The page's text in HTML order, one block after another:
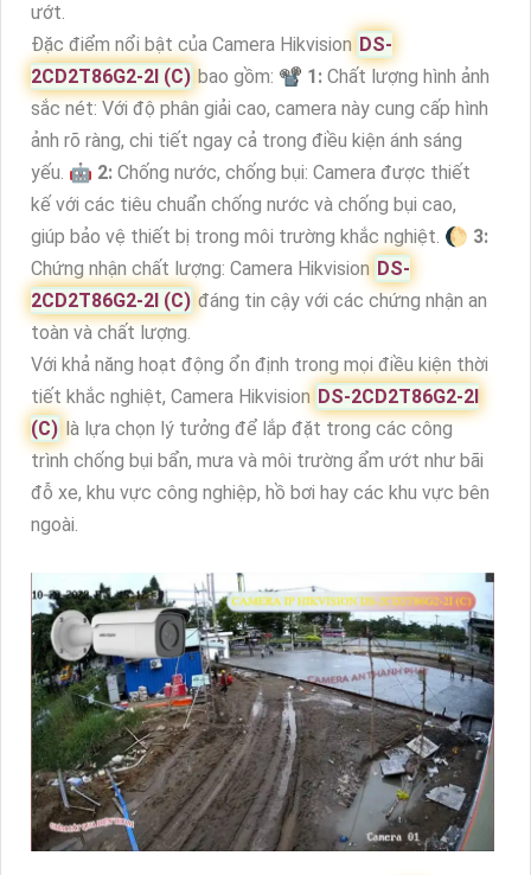
ướt.
Đặc điểm nổi bật của Camera Hikvision DS-
2CD2T86G2-2I (C) bao gồm: 📽 1: Chất lượng hình ảnh
sắc nét: Với độ phân giải cao, camera này cung cấp hình
ảnh rõ ràng, chi tiết ngay cả trong điều kiện ánh sáng
yếu. 🤖️ 2: Chống nước, chống bụi: Camera được thiết
kế với các tiêu chuẩn chống nước và chống bụi cao,
giúp bảo vệ thiết bị trong môi trường khắc nghiệt. 🌔 3:
Chứng nhận chất lượng: Camera Hikvision DS-
2CD2T86G2-2I (C) đáng tin cậy với các chứng nhận an
toàn và chất lượng.
Với khả năng hoạt động ổn định trong mọi điều kiện thời
tiết khắc nghiệt, Camera Hikvision DS-2CD2T86G2-2I
(C) là lựa chọn lý tưởng để lắp đặt trong các công
trình chống bụi bẩn, mưa và môi trường ẩm ướt như bãi
đỗ xe, khu vực công nghiệp, hồ bơi hay các khu vực bên
ngoài.